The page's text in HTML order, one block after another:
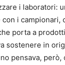
i laboratori:
i campionari,
porta a
sostenere in
pensava, però,